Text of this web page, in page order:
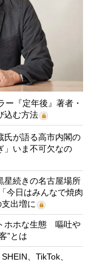
ー『定年後』著者・
込む方法
氏が語る高市内閣の
いま不可欠なの
星続きの名古屋場所
今日はみんなで焼肉
出増に
ホホな生態 嘔吐や
”とは
、TikTok、